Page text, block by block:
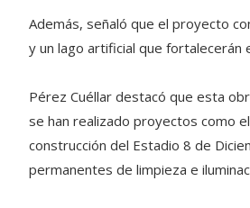
Además, señaló que el proyecto
y un lago artificial que fortalecerán
Pérez Cuéllar destacó que esta
se han realizado proyectos como
construcción del Estadio 8 de
permanentes de limpieza e